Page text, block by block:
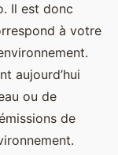
Il est donc
à votre
aujourd’hui
ou de
de